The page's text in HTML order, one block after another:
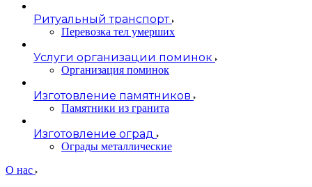
Ритуальный транспорт
Перевозка тел умерших
Услуги организации поминок
Организация поминок
Изготовление памятников
Памятники из гранита
Изготовление оград
Ограды металлические
О нас